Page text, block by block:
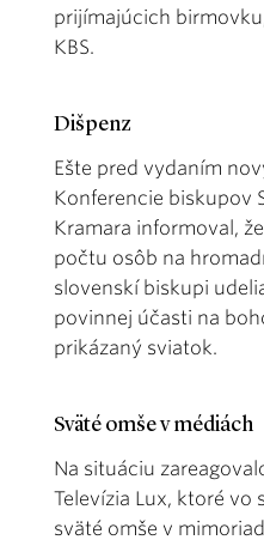
prijímajúcich
KBS.
Dišpenz
Ešte pred vydaním
Konferencie biskupov
Kramara informoval,
počtu osôb na
slovenskí biskupi
povinnej účasti na
prikázaný sviatok.
Sväté omše v médiách
Na situáciu
Televízia Lux, ktoré vo
sväté omše v